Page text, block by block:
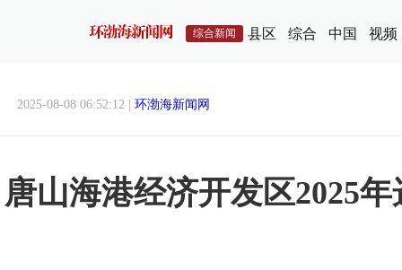
综合新闻 县区 综合 中国 视频
2025-08-08 06:52:12 | 环渤海新闻网
唐山海港经济开发区2025